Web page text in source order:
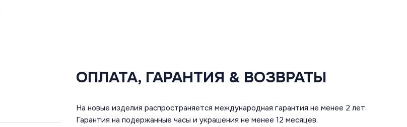
ОПЛАТА, ГАРАНТИЯ & ВОЗВРАТЫ
На новые изделия распространяется международная гарантия не менее 2 лет.
Гарантия на подержанные часы и украшения не менее 12 месяцев.